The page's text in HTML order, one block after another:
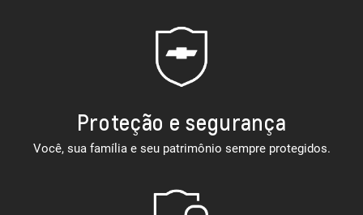
Proteção e segurança
Você, sua família e seu patrimônio sempre protegidos.